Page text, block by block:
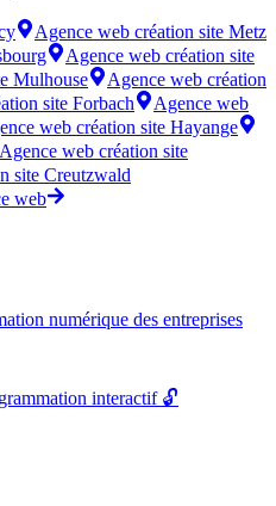
Agence web création site Metz
Agence web création site
Mulhouse
Agence web création
site Forbach
Agence web
web création site Hayange
Agence web création site
site Creutzwald
web
numérique des entreprises
interactif 🔓